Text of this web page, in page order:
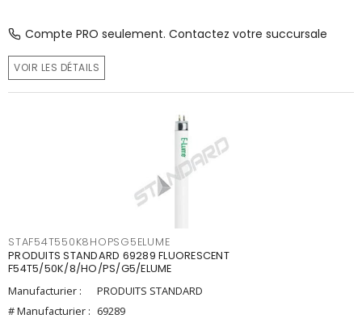
Compte PRO seulement. Contactez votre succursale
VOIR LES DÉTAILS
STAF54T550K8HOPSG5ELUME
PRODUITS STANDARD 69289 FLUORESCENT
F54T5/50K/8/HO/PS/G5/ELUME
Manufacturier :
PRODUITS STANDARD
# Manufacturier : 69289